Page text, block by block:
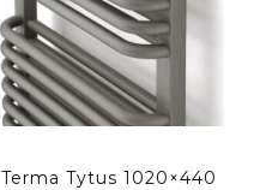
Terma Tytus 1020×440